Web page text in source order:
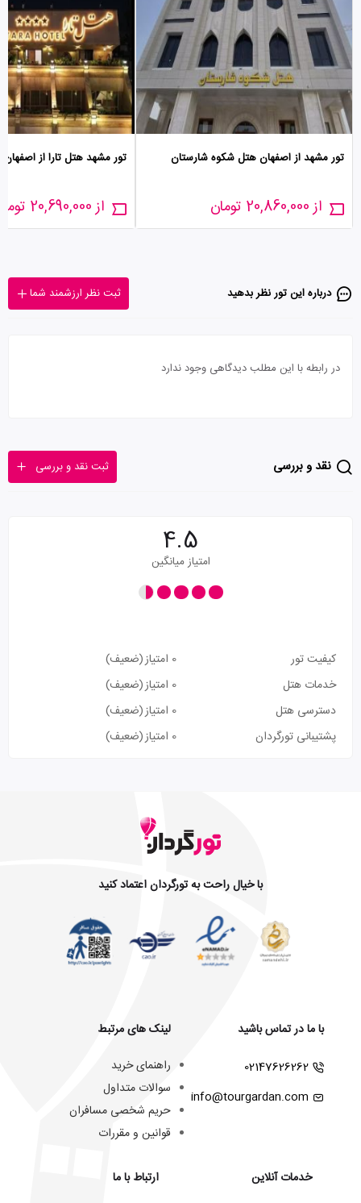
تور مشهد از اصفهان هتل شکوه شارستان
از 20,860,000 تومان
تور مشهد هتل تارا از اصفهان
از 20,690,000 تومان
درباره این تور‌ نظر بدهید ثبت نظر ارزشمند شما
در رابطه با این مطلب دیدگاهی وجود ندارد
نقد و بررسی ثبت نقد و بررسی
4.5
امتیاز میانگین
کیفیت تور 0 امتیاز
(ضعیف)
خدمات هتل
0 امتیاز
(ضعیف)
دسترسی هتل
0 امتیاز
(ضعیف)
پشتیبانی تورگردان
0 امتیاز (ضعیف)
با خیال راحت به تورگردان اعتماد کنید
با ما در تماس باشید
02147626262
info@tourgardan.com
خدمات آنلاین
لینک های مرتبط
راهنمای خرید
سوالات متداول
حریم شخصی مسافران
قوانین و مقررات
ارتباط با ما